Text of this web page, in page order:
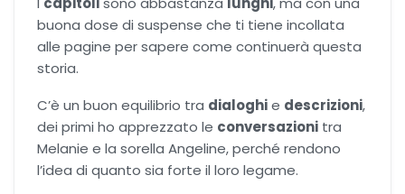
buona dose di suspense che ti tiene incollata
alle pagine per sapere come continuerà questa
storia.
C’è un buon equilibrio tra dialoghie descrizioni,
dei primi ho apprezzato le conversazioni tra
Melanie e la sorella Angeline, perché rendono
l’idea di quanto sia forte il loro legame.